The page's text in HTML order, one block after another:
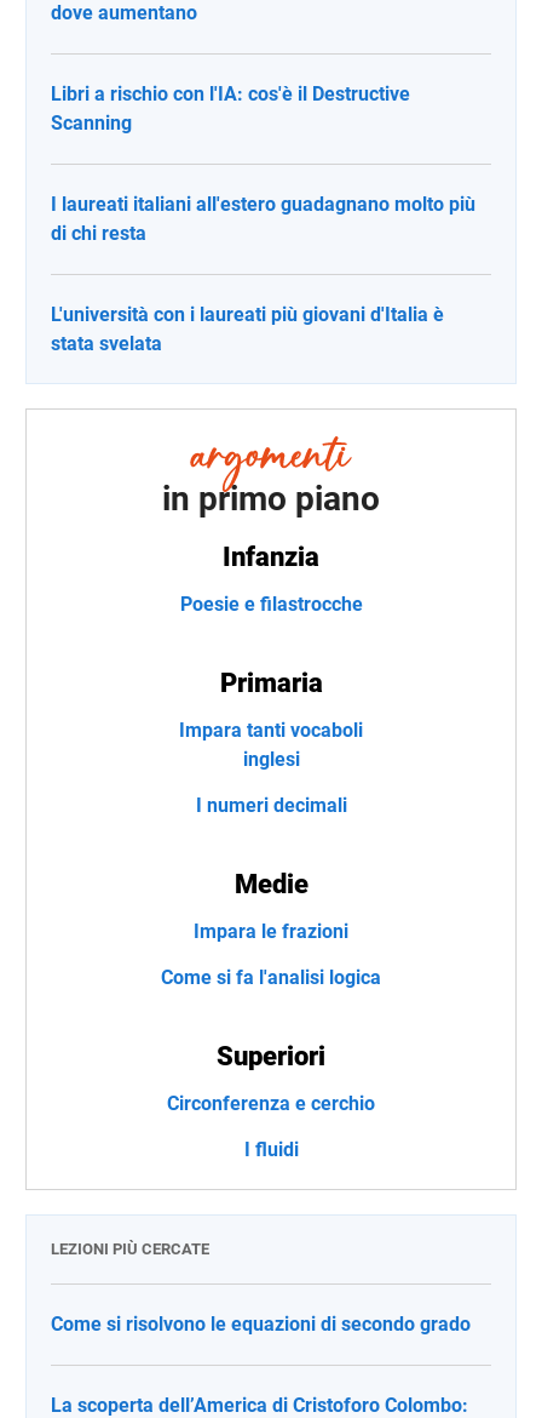
dove aumentano
Libri a rischio con l'IA: cos'è il Destructive
Scanning
I laureati italiani all'estero guadagnano molto più
di chi resta
L'università con i laureati più giovani d'Italia è
stata svelata
in primo piano
Infanzia
Poesie e filastrocche
Primaria
Impara tanti vocaboli
inglesi
I numeri decimali
Medie
Impara le frazioni
Come si fa l'analisi logica
Superiori
Circonferenza e cerchio
I fluidi
LEZIONI PIÙ CERCATE
Come si risolvono le equazioni di secondo grado
La scoperta dell’America di Cristoforo Colombo: